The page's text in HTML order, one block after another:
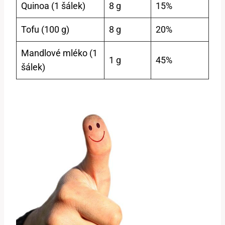
Quinoa (1 šálek) 8 g 15%
Tofu (100 g) 8 g 20%
Mandlové mléko (1
šálek)
1 g 45%